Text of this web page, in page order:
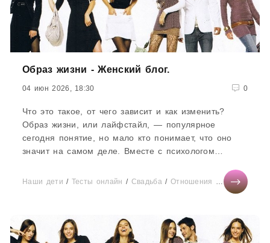
Образ жизни - Женский блог.
04 июн 2026, 18:30 0
Что это такое, от чего зависит и как изменить?
Образ жизни, или лайфстайл, — популярное
сегодня понятие, но мало кто понимает, что оно
значит на самом деле. Вместе с психологом
Наши дети / Тесты онлайн / Свадьба/ Отношения Диеты/